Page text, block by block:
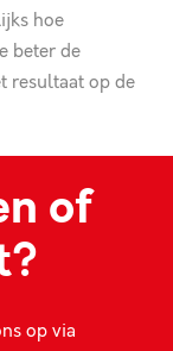
hoe
beter de
resultaat op de
of
op via